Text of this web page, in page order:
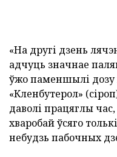
«На другі дзень
адчуць значнае
ўжо паменшылі дозу
«Кленбутерол»
даволі працяглы
хваробай ўсяго
небудзь пабочных